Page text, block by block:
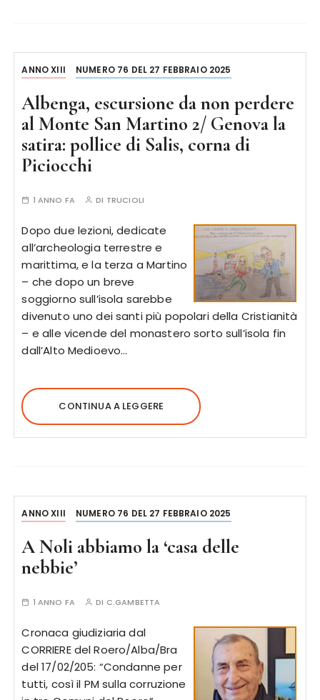
ANNO XIII NUMERO 76 DEL 27 FEBBRAIO 2025
Albenga, escursione da non perdere
al Monte San Martino 2/ Genova la
satira: pollice di Salis, corna di
Piciocchi
1 ANNO FA DI TRUCIOLI
Dopo due lezioni, dedicate
all’archeologia terrestre e
marittima, e la terza a Martino
– che dopo un breve
soggiorno sull’isola sarebbe
divenuto uno dei santi più popolari della Cristianità
– e alle vicende del monastero sorto sull’isola fin
dall’Alto Medioevo…
CONTINUA A LEGGERE
ANNO XIII NUMERO 76 DEL 27 FEBBRAIO 2025
A Noli abbiamo la ‘casa delle
nebbie’
1 ANNO FA DI C.GAMBETTA
Cronaca giudiziaria dal
CORRIERE del Roero/Alba/Bra
del 17/02/205: “Condanne per
tutti, così il PM sulla corruzione